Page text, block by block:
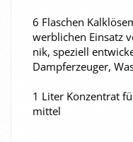
6 Fla­schen
werb­li­chen Ein­satz
nik, spe­zi­ell
Dampf­erzeu­ger,
1 Liter Kon­zen­trat
mit­tel